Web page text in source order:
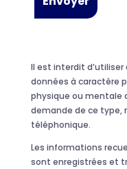
Il est interdit
données à caractère
physique ou mentale
demande de ce type,
téléphonique.
Les informations
sont enregistrées et